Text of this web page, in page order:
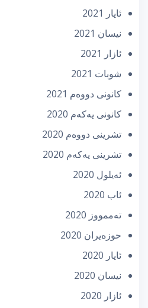
ئایار 2021
نیسان 2021
ئازار 2021
شوبات 2021
كانونی دووه‌م 2021
كانونی یه‌كه‌م 2020
تشرینی دووه‌م 2020
تشرینی یه‌كه‌م 2020
ئه‌یلول 2020
ئاب 2020
تەممووز 2020
حوزه‌یران 2020
ئایار 2020
نیسان 2020
ئازار 2020